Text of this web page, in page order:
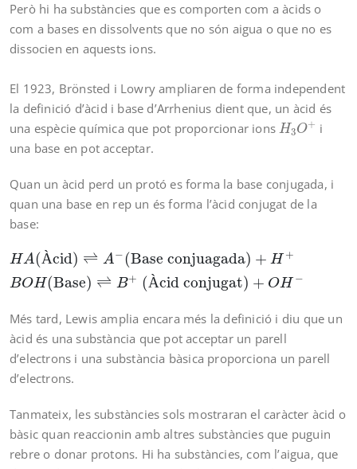
Però hi ha substàncies que es comporten com a àcids o
com a bases en dissolvents que no són aigua o que no es
dissocien en aquests ions.
El 1923, Brönsted i Lowry ampliaren de forma independent
la definició d’àcid i base d’Arrhenius dient que, un àcid és
una espècie química que pot proporcionar ionsH3O+
H3O+ i
una base en pot acceptar.
Quan un àcid perd un protó es forma la base conjugada, i
quan una base en rep un és forma l’àcid conjugat de la
base:
HA(Àcid) ⇌ A−(Base conjuagada) + H +
BOH(Base) ⇌ B+ (Àcid conjugat) + OH −
HA(Àcid)⇌ − (Base conjuagada) H + BOH
Més tard, Lewis amplia encara més la definició i diu que un
àcid és una substància que pot acceptar un parell
d’electrons i una substància bàsica proporciona un parell
d’electrons.
Tanmateix, les substàncies sols mostraran el caràcter àcid o
bàsic quan reaccionin amb altres substàncies que puguin
rebre o donar protons. Hi ha substàncies, com l’aigua, que